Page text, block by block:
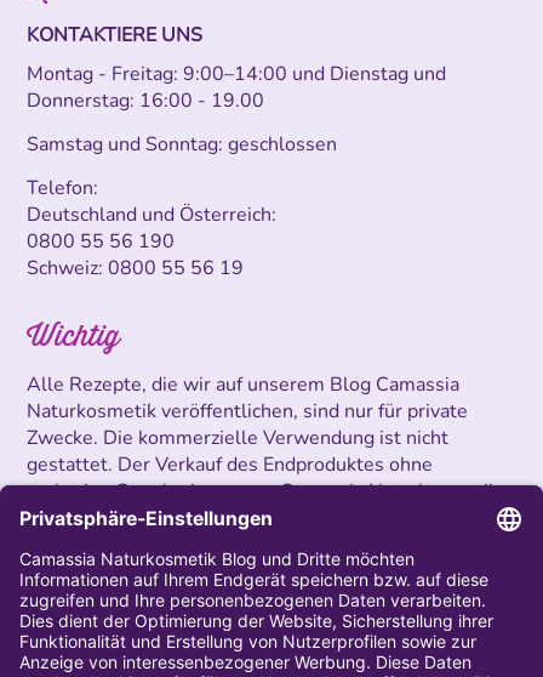
KONTAKTIERE UNS
Montag - Freitag: 9:00–14:00 und Dienstag und
Donnerstag: 16:00 - 19.00
Samstag und Sonntag: geschlossen
Telefon:
Deutschland und Österreich:
0800 55 56 190
Schweiz:0800 55 56 19
Wichtig
Alle Rezepte, die wir auf unserem Blog Camassia
Naturkosmetik veröffentlichen, sind nur für private
Zwecke. Die kommerzielle Verwendung ist nicht
gestattet. Der Verkauf des Endproduktes ohne
vorherige Genehmigung von Camassia Naturkosmetik
ist untersagt.